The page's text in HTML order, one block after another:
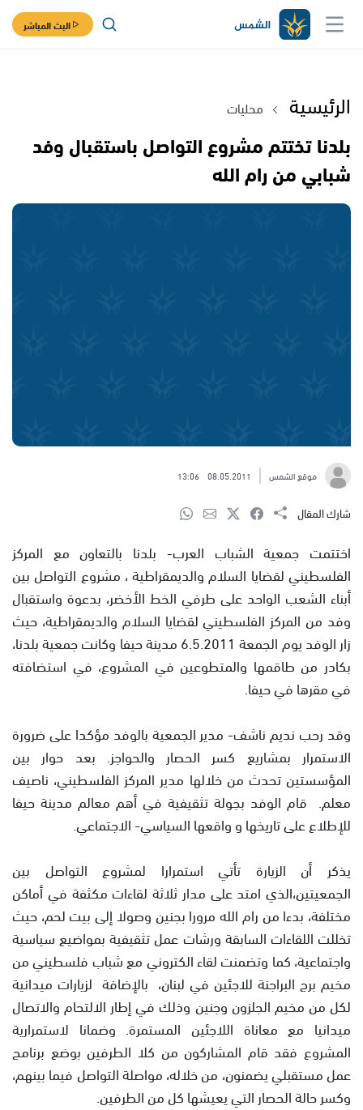
البث المباشر
الرئيسية محليات
بلدنا تختتم مشروع التواصل باستقبال وفد
شبابي من رام الله
موقع الشمس 08.05.2011
13:06
شارك المقال
اختتمت جمعية الشباب العرب- بلدنا بالتعاون مع المركز
الفلسطيني لقضايا السلام والديمقراطية ، مشروع التواصل بين
أبناء الشعب الواحد على طرفي الخط الأخضر، بدعوة واستقبال
وفد من المركز الفلسطيني لقضايا السلام والديمقراطية، حيث
زار الوفد يوم الجمعة 6.5.2011 مدينة حيفا وكانت جمعية بلدنا،
بكادر من طاقمها والمتطوعين في المشروع، في استضافته
في مقرها في حيفا.
وقد رحب نديم ناشف- مدير الجمعية بالوفد مؤكدا على ضرورة
الاستمرار بمشاريع كسر الحصار والحواجز. بعد حوار بين
المؤسستين تحدث من خلالها مدير المركز الفلسطيني، ناصيف
معلم. قام الوفد بجولة تثقيفية في أهم معالم مدينة حيفا
للإطلاع على تاريخها و واقعها السياسي- الاجتماعي.
يذكر أن الزيارة تأتي استمرارا لمشروع التواصل بين
الجمعيتين،الذي امتد على مدار ثلاثة لقاءات مكثفة في أماكن
مختلفة، بدءا من رام الله مرورا بجنين وصولا إلى بيت لحم، حيث
تخللت اللقاءات السابقة ورشات عمل تثقيفية بمواضيع سياسية
واجتماعية، كما وتضمنت لقاء الكتروني مع شباب فلسطيني من
مخيم برج البراجنة للاجئين في لبنان، بالإضافة لزيارات ميدانية
لكل من مخيم الجلزون وجنين وذلك في إطار الالتحام والاتصال
ميدانيا مع معاناة اللاجئين المستمرة. وضمانا لاستمرارية
المشروع فقد قام المشاركون من كلا الطرفين بوضع برنامج
عمل مستقبلي يضمنون، من خلاله، مواصلة التواصل فيما بينهم،
وكسر حالة الحصار التي يعيشها كل من الطرفين.